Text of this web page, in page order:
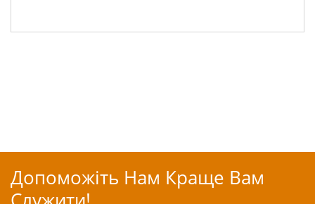
Допоможіть Нам Краще Вам